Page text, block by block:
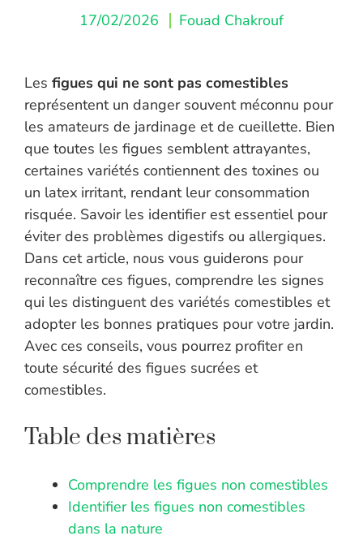
17/02/2026 Fouad Chakrouf
Les figues qui ne sont pas comestibles
représentent un danger souvent méconnu pour
les amateurs de jardinage et de cueillette. Bien
que toutes les figues semblent attrayantes,
certaines variétés contiennent des toxines ou
un latex irritant, rendant leur consommation
risquée. Savoir les identifier est essentiel pour
éviter des problèmes digestifs ou allergiques.
Dans cet article, nous vous guiderons pour
reconnaître ces figues, comprendre les signes
qui les distinguent des variétés comestibles et
adopter les bonnes pratiques pour votre jardin.
Avec ces conseils, vous pourrez profiter en
toute sécurité des figues sucrées et
comestibles.
Table des matières
Comprendre les figues non comestibles
Identifier les figues non comestibles
dans la nature